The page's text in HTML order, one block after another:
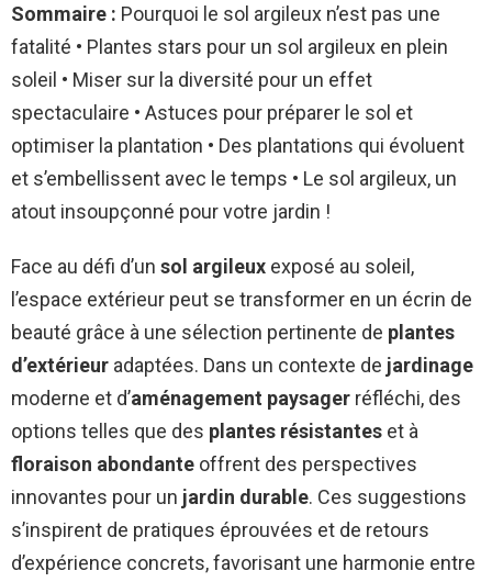
Sommaire : Pourquoi le sol argileux n’est pas une
fatalité • Plantes stars pour un sol argileux en plein
soleil • Miser sur la diversité pour un effet
spectaculaire • Astuces pour préparer le sol et
optimiser la plantation • Des plantations qui évoluent
et s’embellissent avec le temps • Le sol argileux, un
atout insoupçonné pour votre jardin !
Face au défi d’un sol argileux exposé au soleil,
l’espace extérieur peut se transformer en un écrin de
beauté grâce à une sélection pertinente de plantes
d’extérieur adaptées. Dans un contexte de jardinage
moderne et d’aménagement paysager réfléchi, des
options telles que des plantes résistantes et à
floraison abondante offrent des perspectives
innovantes pour un jardin durable. Ces suggestions
s’inspirent de pratiques éprouvées et de retours
d’expérience concrets, favorisant une harmonie entre